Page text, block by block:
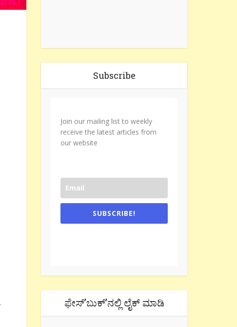
Subscribe
Join our mailing list to weekly
receive the latest articles from
our website
SUBSCRIBE!
ಫೇಸ್’ಬುಕ್’ನಲ್ಲಿ ಲೈಕ್ ಮಾಡಿ